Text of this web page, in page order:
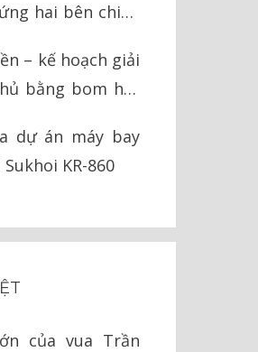
hai bên chiến
– kế hoạch giải
bằng bom hạt
dự án máy bay
KR-860
của vua Trần